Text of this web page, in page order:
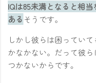
IQは85未満となると相
ある そうです。
しかし彼らは困ってい
かなかない。だって彼
つかないからです。